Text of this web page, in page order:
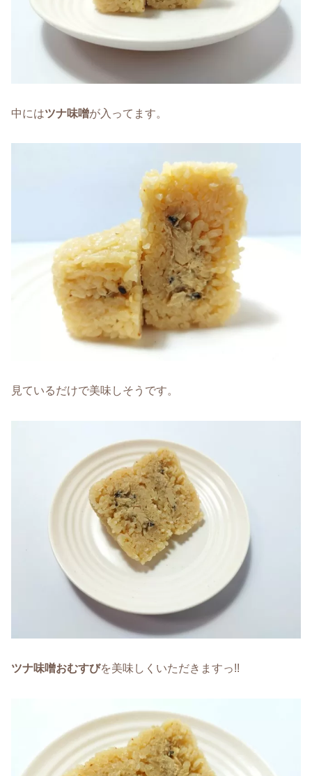
中にはツナ味噌が入ってます。
見ているだけで美味しそうです。
ツナ味噌おむすびを美味しくいただきますっ!!